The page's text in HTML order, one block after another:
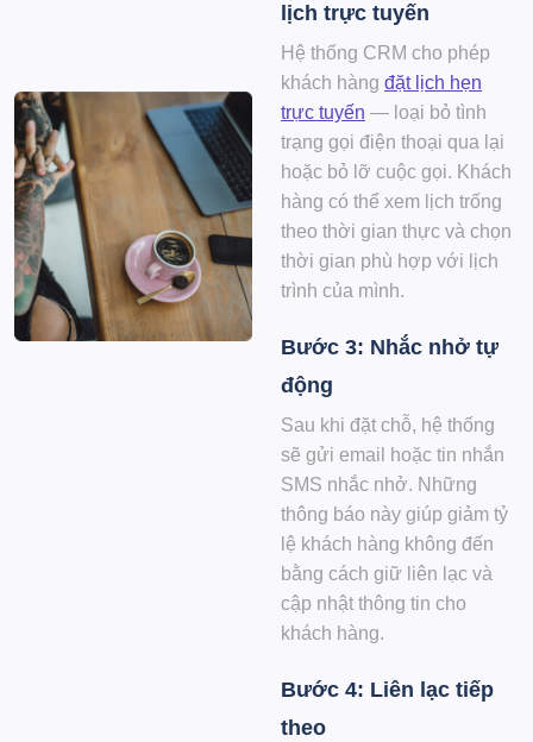
lịch trực tuyến
Hệ thống CRM cho phép
khách hàng đặt lịch hẹn
trực tuyến — loại bỏ tình
trạng gọi điện thoại qua lại
hoặc bỏ lỡ cuộc gọi. Khách
hàng có thể xem lịch trống
theo thời gian thực và chọn
thời gian phù hợp với lịch
trình của mình.
Bước 3: Nhắc nhở tự
động
Sau khi đặt chỗ, hệ thống
sẽ gửi email hoặc tin nhắn
SMS nhắc nhở. Những
thông báo này giúp giảm tỷ
lệ khách hàng không đến
bằng cách giữ liên lạc và
cập nhật thông tin cho
khách hàng.
Bước 4: Liên lạc tiếp
theo